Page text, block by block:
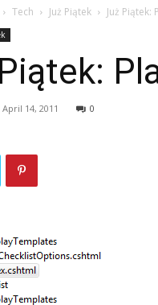
Tech Już Piątek Już
April 14, 2011 0